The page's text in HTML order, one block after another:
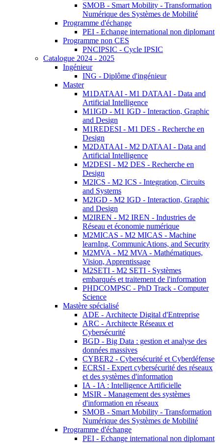
SMOB - Smart Mobility - Transformation
Numérique des Systèmes de Mobilité
Programme d'échange
PEI - Echange international non diplomant
Programme non CES
PNCIPSIC - Cycle IPSIC
Catalogue 2024 - 2025
Ingénieur
ING - Diplôme d'ingénieur
Master
M1DATAAI - M1 DATAAI - Data and
Artificial Intelligence
M1IGD - M1 IGD - Interaction, Graphic
and Design
M1REDESI - M1 DES - Recherche en
Design
M2DATAAI - M2 DATAAI - Data and
Artificial Intelligence
M2DESI - M2 DES - Recherche en
Design
M2ICS - M2 ICS - Integration, Circuits
and Systems
M2IGD - M2 IGD - Interaction, Graphic
and Design
M2IREN - M2 IREN - Industries de
Réseau et économie numérique
M2MICAS - M2 MICAS - Machine
learnIng, CommunicAtions, and Security
M2MVA - M2 MVA - Mathématiques,
Vision, Apprentissage
M2SETI - M2 SETI - Systèmes
embarqués et traitement de l'information
PHDCOMPSC - PhD Track - Computer
Science
Mastère spécialisé
ADE - Architecte Digital d'Entreprise
ARC - Architecte Réseaux et
Cybersécurité
BGD - Big Data : gestion et analyse des
données massives
CYBER2 - Cybersécurité et Cyberdéfense
ECRSI - Expert cybersécurité des réseaux
et des systèmes d'information
IA - IA : Intelligence Artificielle
MSIR - Management des systèmes
d'information en réseaux
SMOB - Smart Mobility - Transformation
Numérique des Systèmes de Mobilité
Programme d'échange
PEI - Echange international non diplomant